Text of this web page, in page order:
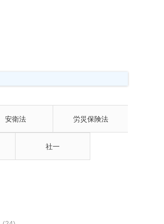
安衛法 労災保険法
社一